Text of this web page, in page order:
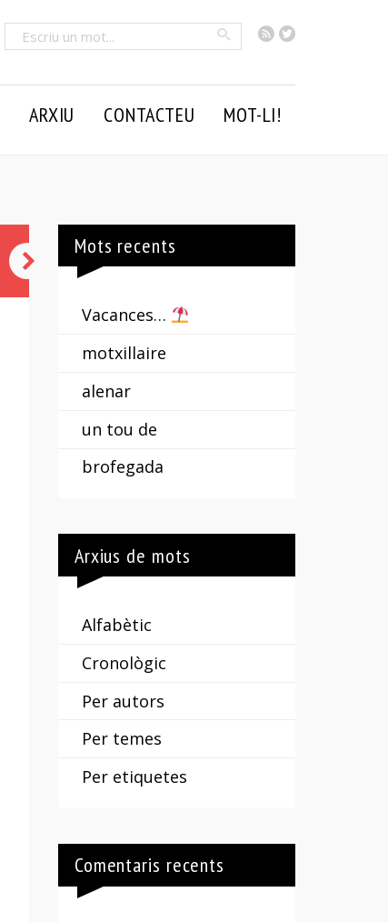
RSSTwitter
Cercar
ARXIU CONTACTEU MOT-LI!
Mots recents
Vacances…
motxillaire
alenar
un tou de
brofegada
Arxius de mots
Alfabètic
Cronològic
Per autors
Per temes
Per etiquetes
Comentaris recents